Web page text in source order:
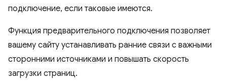
подключение, если таковые имеются.
Функция предварительного подключения позволяет
вашему сайту устанавливать ранние связи с важными
сторонними источниками и повышать скорость
загрузки страниц.